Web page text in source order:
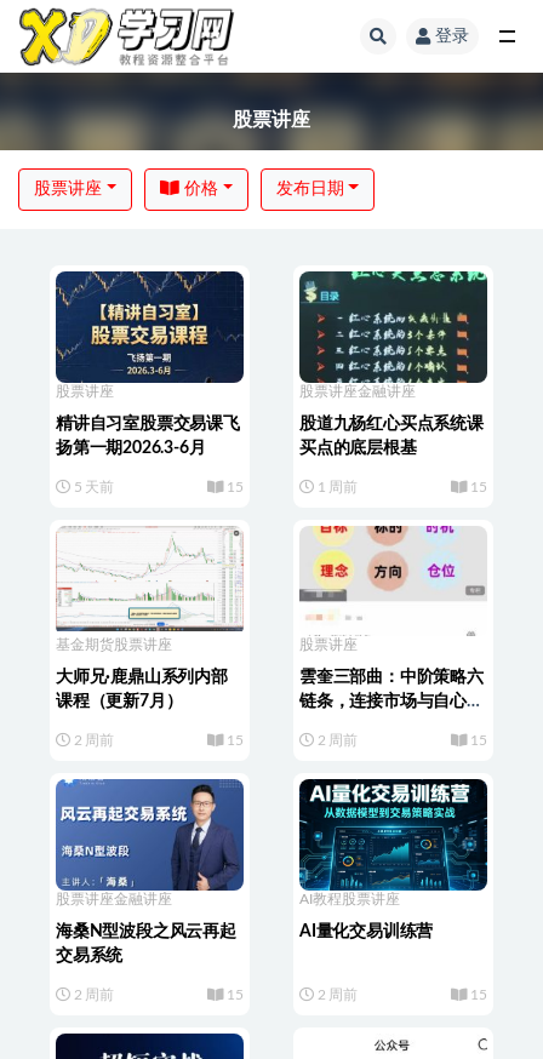
登录
股票讲座
股票讲座 价格 发布日期
股票讲座
精讲自习室股票交易课飞
扬第一期2026.3-6月
5 天前 15
股票讲座金融讲座
股道九杨红心买点系统课
买点的底层根基
1 周前 15
基金期货股票讲座
大师兄·鹿鼎山系列内部
课程（更新7月）
2 周前 15
股票讲座
雲奎三部曲：中阶策略六
链条，连接市场与自心的
2 周前 15
股票讲座金融讲座
海桑N型波段之风云再起
交易系统
2 周前 15
AI教程 股票讲座
AI量化交易训练营
2 周前 15